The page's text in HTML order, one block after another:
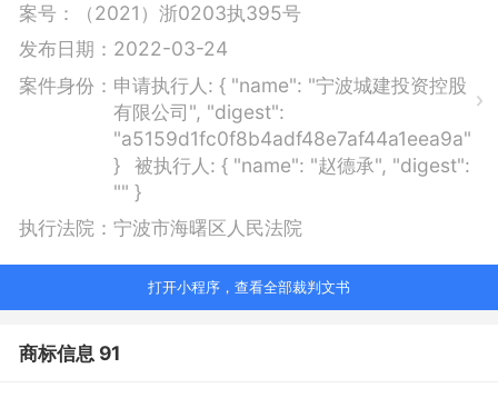
案号：
（2021）浙0203执395号
发布日期： 2022-03-24
案件身份： 申请执行人: { "name": "宁波城建投资控股
有限公司", "digest":
"a5159d1fc0f8b4adf48e7af44a1eea9a"
}
被执行人: { "name": "赵德承", "digest":
"" }
执行法院： 宁波市海曙区人民法院
打开小程序，查看全部裁判文书
商标信息 91